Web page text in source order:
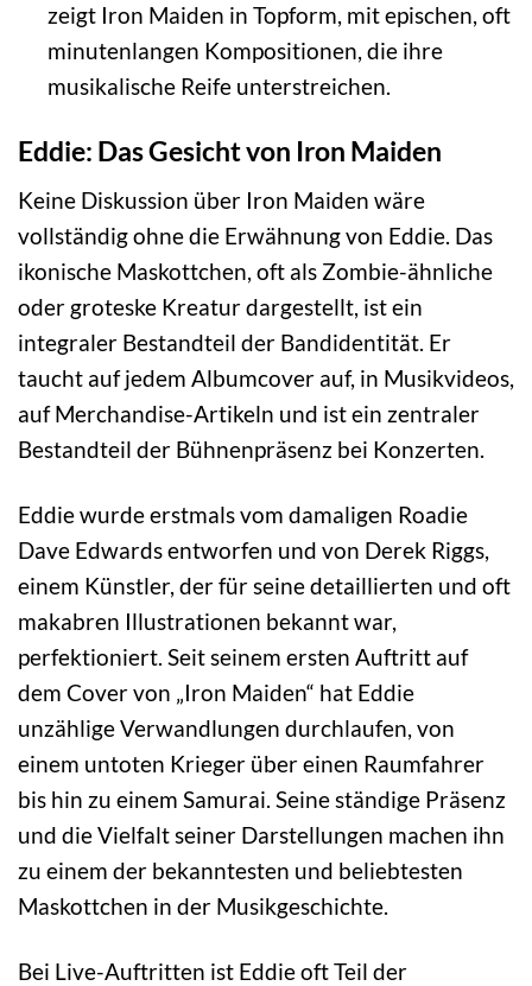
zeigt Iron Maiden in Topform, mit epischen, oft
minutenlangen Kompositionen, die ihre
musikalische Reife unterstreichen.
Eddie: Das Gesicht von Iron Maiden
Keine Diskussion über Iron Maiden wäre
vollständig ohne die Erwähnung von Eddie. Das
ikonische Maskottchen, oft als Zombie-ähnliche
oder groteske Kreatur dargestellt, ist ein
integraler Bestandteil der Bandidentität. Er
taucht auf jedem Albumcover auf, in Musikvideos,
auf Merchandise-Artikeln und ist ein zentraler
Bestandteil der Bühnenpräsenz bei Konzerten.
Eddie wurde erstmals vom damaligen Roadie
Dave Edwards entworfen und von Derek Riggs,
einem Künstler, der für seine detaillierten und oft
makabren Illustrationen bekannt war,
perfektioniert. Seit seinem ersten Auftritt auf
dem Cover von „Iron Maiden“ hat Eddie
unzählige Verwandlungen durchlaufen, von
einem untoten Krieger über einen Raumfahrer
bis hin zu einem Samurai. Seine ständige Präsenz
und die Vielfalt seiner Darstellungen machen ihn
zu einem der bekanntesten und beliebtesten
Maskottchen in der Musikgeschichte.
Bei Live-Auftritten ist Eddie oft Teil der